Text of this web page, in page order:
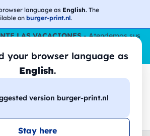
language as English. The
on burger-print.nl.
your browser language as
English.
version burger-print.nl
Stay here
LAS VACACIONES- Atendemos sus
el verano, incluso en agosto.
Sin parar
😎🌴